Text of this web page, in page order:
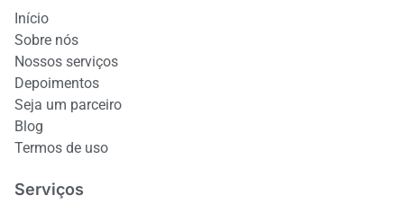
Início
Sobre nós
Nossos serviços
Depoimentos
Seja um parceiro
Blog
Termos de uso
Serviços